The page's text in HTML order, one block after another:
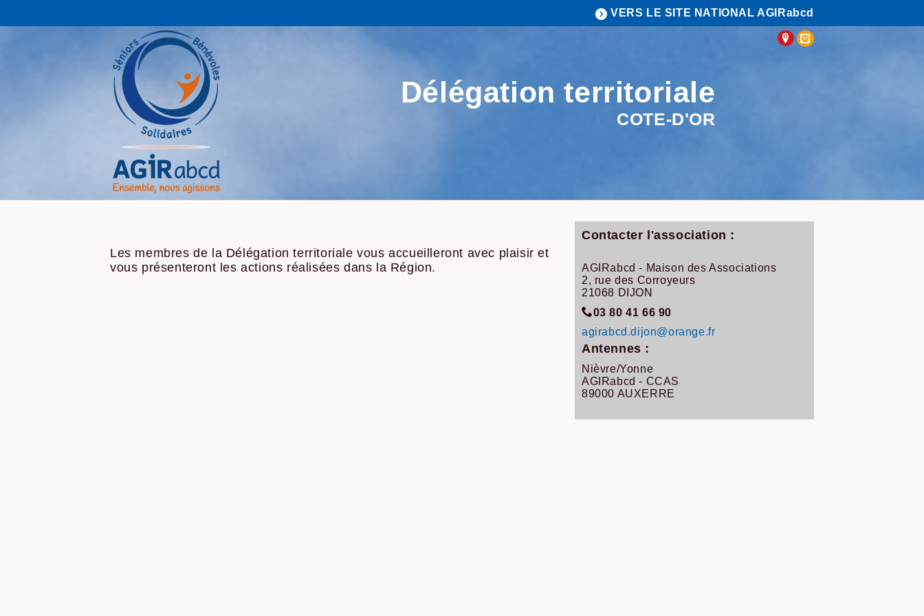
VERS LE SITE NATIONAL AGIRabcd
Délégation territoriale
COTE-D'OR
Les membres de la Délégation territoriale vous accueilleront avec plaisir et
vous présenteront les actions réalisées dans la Région.
Contacter l'association :
AGIRabcd - Maison des Associations
2, rue des Corroyeurs
21068 DIJON
03 80 41 66 90
agirabcd.dijon@orange.fr
Antennes :
Nièvre/Yonne
AGIRabcd - CCAS
89000 AUXERRE